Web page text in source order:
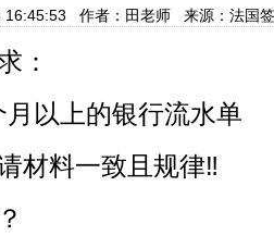
16:45:53 作者：田老师 来源：法国
：
以上的银行流水单
材料一致且规律‼